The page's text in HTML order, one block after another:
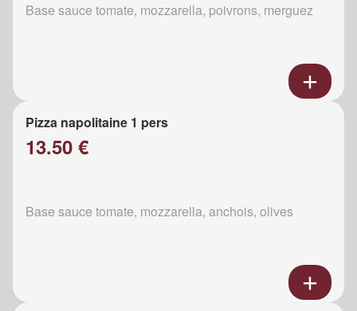
Base sauce tomate, mozzarella, poivrons, merguez
Pizza napolitaine 1 pers
13.50 €
Base sauce tomate, mozzarella, anchois, olives